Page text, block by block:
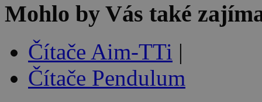
Mohlo by Vás také
Čítače Aim-TTi |
Čítače Pendulum